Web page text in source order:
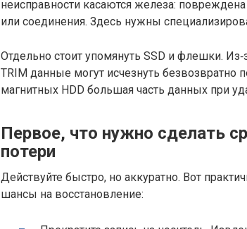
неисправности касаются железа:
или соединения. Здесь нужны
Отдельно стоит упомянуть SSD и флешки.
TRIM данные могут исчезнуть безвозвратно
магнитных HDD большая часть данных при
Первое, что нужно сделать
потери
Действуйте быстро, но аккуратно. Вот
шансы на восстановление: